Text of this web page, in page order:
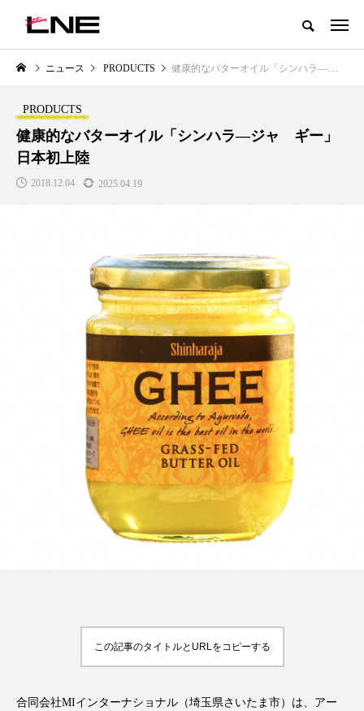
グローバルビューティ＆ヘルスケアビジネス誌
LIFESTYLE
SNSの「加工顔」と美容医療｜AI
がもたらす可能性とこれから
BUSINESS
GWI調査から読み解く2030年の
都市型スパ――身近なウェルネ
の次世代モデル
2026.08.06
FEATURED 注目の企画
タグ一覧
Instagram SaaS SNS
アスタキサンチン
アスレジャーコスメ アレルギー アロマ
ニュース PRODUCTS 健康的なバターオイル「シンハラ―ジャ ギー」日本初上陸
PRODUCTS
健康的なバターオイル「シンハラ―ジャ ギー」
日本初上陸
2018.12.04 2025.04.19
この記事のタイトルとURLをコピーする
合同会社MIインターナショナル（埼玉県さいたま市）は、アー